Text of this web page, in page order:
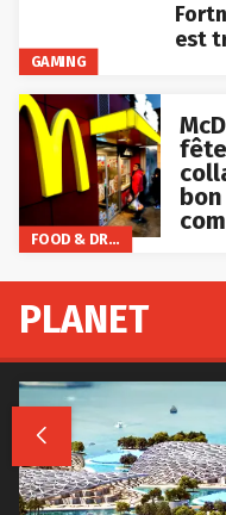
GAMING
est
FOOD & DRINKS
PLANET
